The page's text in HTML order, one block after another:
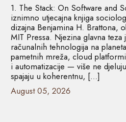
1. The Stack: On Software and
iznimno utjecajna knjiga
dizajna Benjamina H. Brattona,
MIT Pressa. Njezina glavna
računalnih tehnologija na
pametnih mreža, cloud
i automatizacije — više ne
spajaju u koherentnu, […]
August 05, 2026